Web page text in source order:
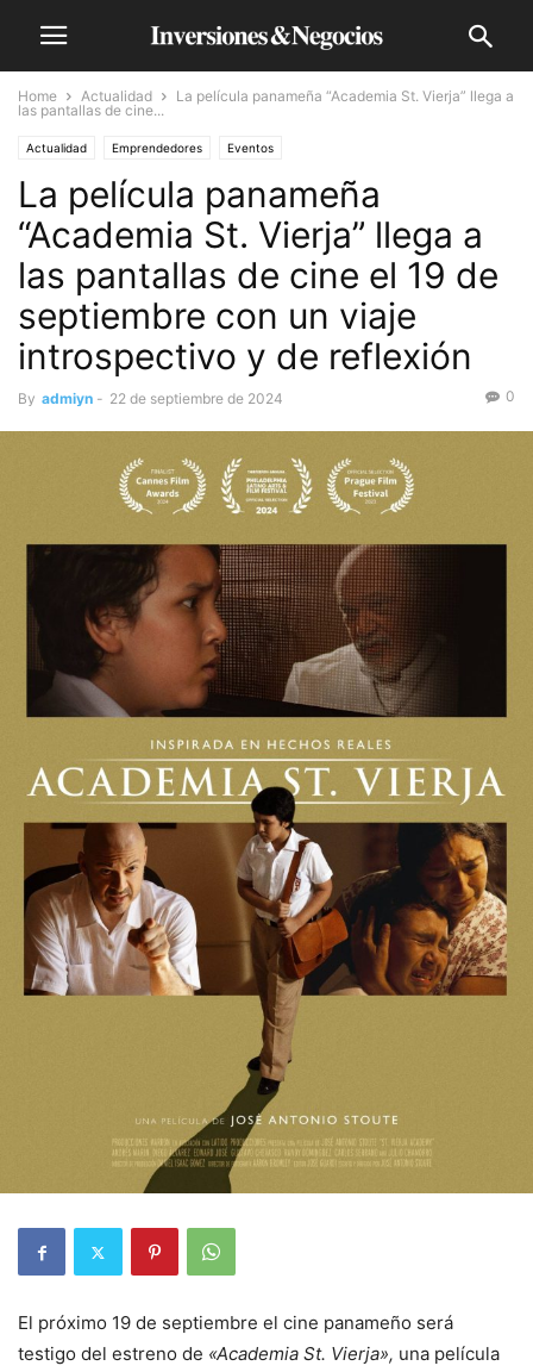
Home Actualidad
La película panameña “Academia St. Vierja” llega a
las pantallas de cine...
Actualidad Emprendedores Eventos
La película panameña
“Academia St. Vierja” llega a
las pantallas de cine el 19 de
septiembre con un viaje
introspectivo y de reflexión
By admiyn - 22 de septiembre de 2024 0
El próximo 19 de septiembre el cine panameño será
testigo del estreno de «Academia St. Vierja», una película